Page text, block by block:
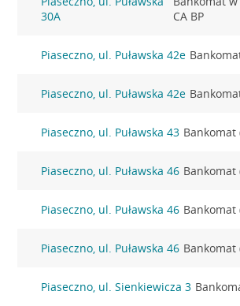
30A
CA BP
Piaseczno, ul. Puławska 42e
Piaseczno, ul. Puławska 42e
Piaseczno, ul. Puławska 43 Bankomat
Piaseczno, ul. Puławska 46 Bankomat
Piaseczno, ul. Puławska 46 Bankomat
Piaseczno, ul. Puławska 46 Bankomat
Piaseczno, ul. Sienkiewicza 3